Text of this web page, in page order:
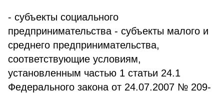
- субъекты социального
предпринимательства - субъекты малого и
среднего предпринимательства,
соответствующие условиям,
установленным частью 1 статьи 24.1
Федерального закона от 24.07.2007 № 209-